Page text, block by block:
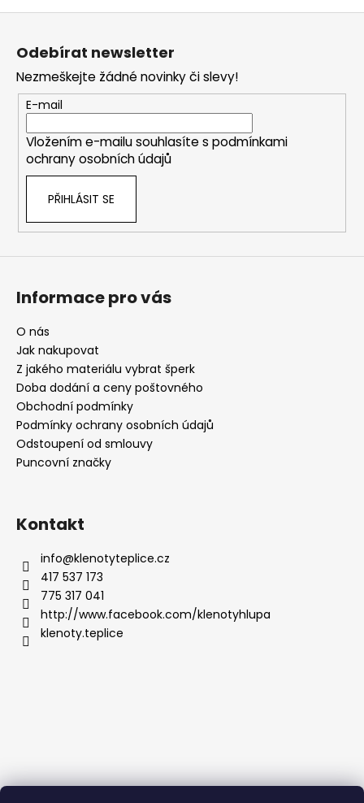
Z
Odebírat newsletter
Nezmeškejte žádné novinky či slevy!
E-mail
Vložením e-mailu souhlasíte s podmínkami
ochrany osobních údajů
PŘIHLÁSIT SE
Informace pro vás
O nás
Jak nakupovat
Z jakého materiálu vybrat šperk
Doba dodání a ceny poštovného
Obchodní podmínky
Podmínky ochrany osobních údajů
Odstoupení od smlouvy
Puncovní značky
Kontakt
info@klenotyteplice.cz
417 537 173
775 317 041
http://www.facebook.com/klenotyhlupa
klenoty.teplice